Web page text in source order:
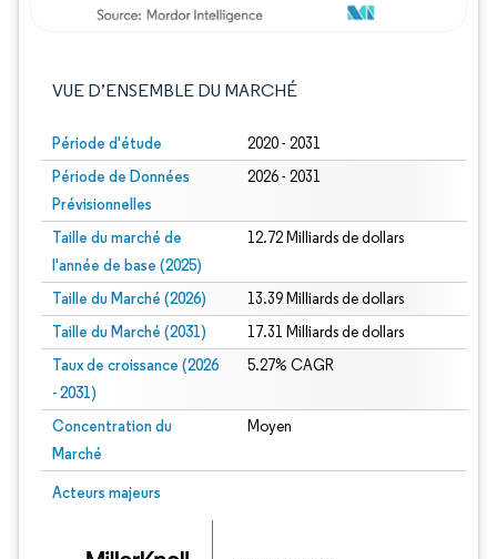
VUE D’ENSEMBLE DU MARCHÉ
Période d'étude 2020 - 2031
Période de Données
Prévisionnelles
2026 - 2031
Taille du marché de
l'année de base (2025)
12.72 Milliards de dollars
Taille du Marché (2026) 13.39 Milliards de dollars
Taille du Marché (2031) 17.31 Milliards de dollars
Taux de croissance (2026
- 2031)
5.27% CAGR
Concentration du
Marché
Moyen
Acteurs majeurs
Image © Mordor Intelligence. La réutilisation nécessite une attribution sous CC